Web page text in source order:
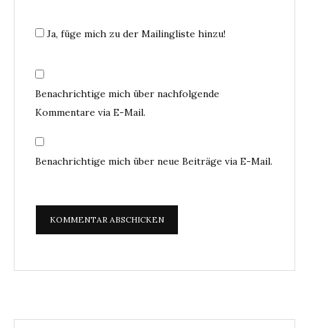
Ja, füge mich zu der Mailingliste hinzu!
Benachrichtige mich über nachfolgende
Kommentare via E-Mail.
Benachrichtige mich über neue Beiträge via E-Mail.